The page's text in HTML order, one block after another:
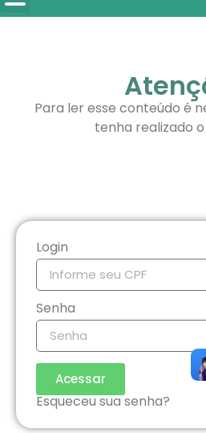
Para ler esse conteúdo é
tenha realizado o
Login
Senha
Acessar
Esqueceu sua senha?